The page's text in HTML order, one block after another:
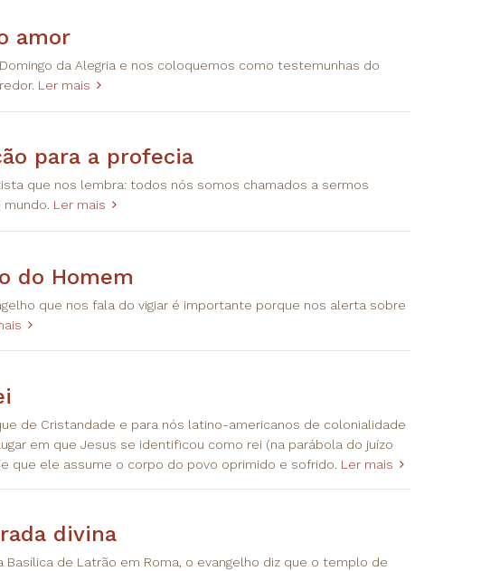
amor
da Alegria e nos coloquemos como testemunhas do
Ler mais
para a profecia
que nos lembra: todos nós somos chamados a sermos
Ler mais
do Homem
que nos fala do vigiar é importante porque nos alerta sobre
de Cristandade e para nós latino-americanos de colonialidade
em que Jesus se identificou como rei (na parábola do juízo
que ele assume o corpo do povo oprimido e sofrido. Ler mais
divina
Basílica de Latrão em Roma, o evangelho diz que o templo de